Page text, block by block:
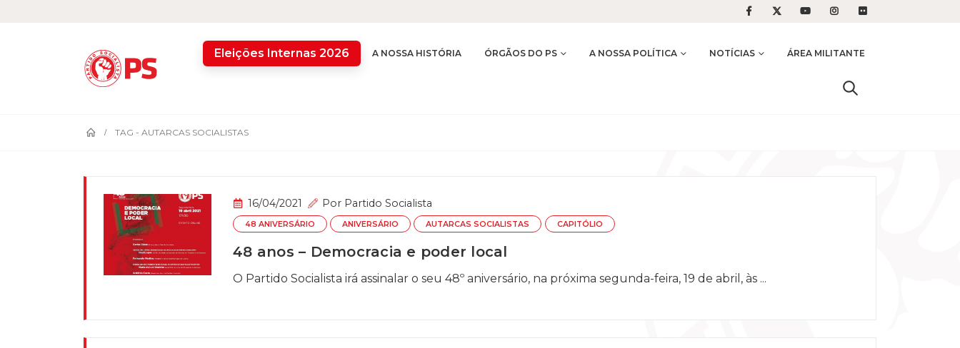
Eleições Internas 2026 A NOSSA HISTÓRIA ÓRGÃOS DO PS A NOSSA POLÍTICA NOTÍCIAS ÁREA MILITANTE
TAG - AUTARCAS SOCIALISTAS
16/04/2021 Por Partido Socialista
48 ANIVERSÁRIO ANIVERSÁRIO AUTARCAS SOCIALISTAS CAPITÓLIO
48 anos – Democracia e poder local
O Partido Socialista irá assinalar o seu 48º aniversário, na próxima segunda-feira, 19 de abril, às ...